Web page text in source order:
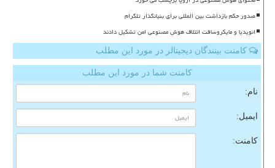
صدور حکم بازداشت بین المللی برای بنیانگذار تلگرام
انویدیا و مایکروسافت ائتلاف هوش مصنوعی امن تشکیل دادند
کامنت بینندگان دیجیتالر در مورد این مطلب
کامنت شما در مورد این مطلب
نام:
ایمیل:
کامنت: